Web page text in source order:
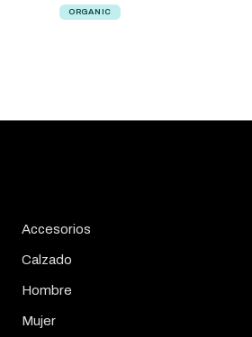
ORGANIC
Accesorios
Calzado
Hombre
Mujer